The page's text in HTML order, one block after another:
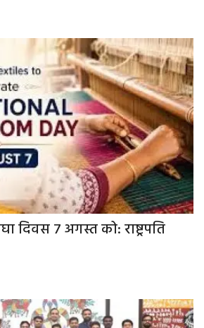
दिवस 7 अगस्त को: राष्ट्रपति